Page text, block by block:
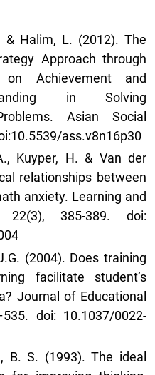
& Halim, L. (2012). The
Approach through
on Achievement and
in Solving
Asian Social
ass.v8n16p30
Kuyper, H. & Van der
relationships between
anxiety. Learning and
22(3), 385-389. doi:
(2004). Does training
facilitate student’s
Journal of Educational
doi: 10.1037/0022-
B. S. (1993). The ideal